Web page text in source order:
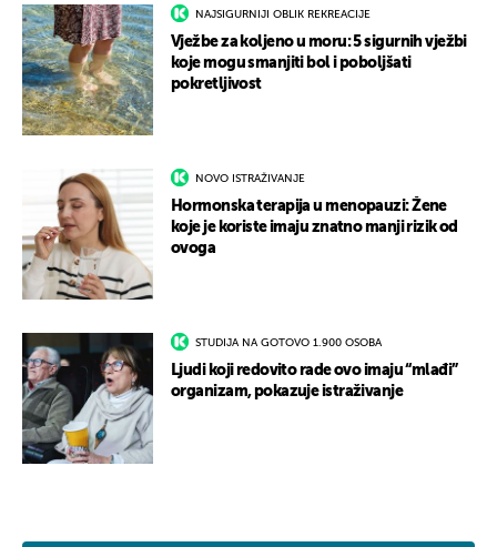
NAJSIGURNIJI OBLIK REKREACIJE
Vježbe za koljeno u moru: 5 sigurnih vježbi
koje mogu smanjiti bol i poboljšati
pokretljivost
NOVO ISTRAŽIVANJE
Hormonska terapija u menopauzi: Žene
koje je koriste imaju znatno manji rizik od
ovoga
STUDIJA NA GOTOVO 1.900 OSOBA
Ljudi koji redovito rade ovo imaju “mlađi”
organizam, pokazuje istraživanje